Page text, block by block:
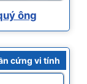
ông
cứng vi tính